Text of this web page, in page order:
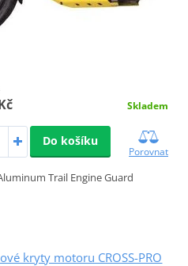
Skladem
Do košíku
Porovnat
Trail Engine Guard
kryty motoru CROSS-PRO